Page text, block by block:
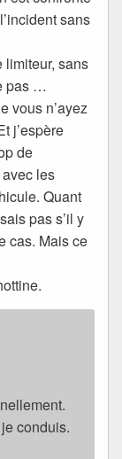
sans
limiteur, sans
pas …
vous n’ayez
j’espère
de
les
Quant
pas s’il y
cas. Mais ce
conduis.